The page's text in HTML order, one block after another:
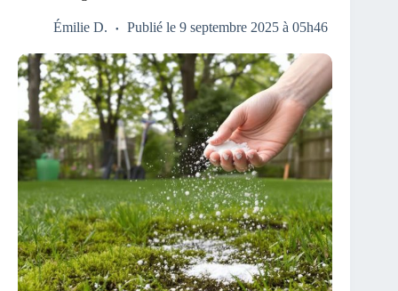
Maison
Émilie D. Publié le 9 septembre 2025 à 05h46